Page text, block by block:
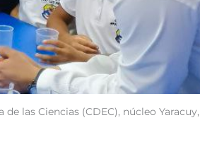
las Ciencias (CDEC), núcleo